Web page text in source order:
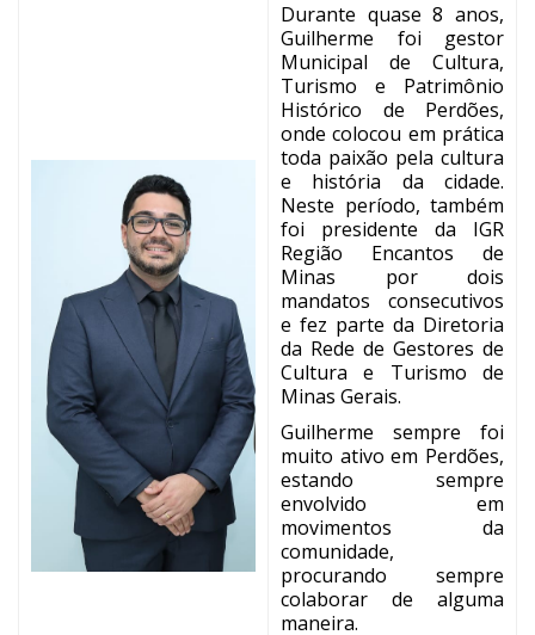
Durante quase 8 anos,
Guilherme foi gestor
Municipal de Cultura,
Turismo e Patrimônio
Histórico de Perdões,
onde colocou em prática
toda paixão pela cultura
e história da cidade.
Neste período, também
foi presidente da IGR
Região Encantos de
Minas por dois
mandatos consecutivos
e fez parte da Diretoria
da Rede de Gestores de
Cultura e Turismo de
Minas Gerais.
Guilherme sempre foi
muito ativo em Perdões,
estando sempre
envolvido em
movimentos da
comunidade,
procurando sempre
colaborar de alguma
maneira.